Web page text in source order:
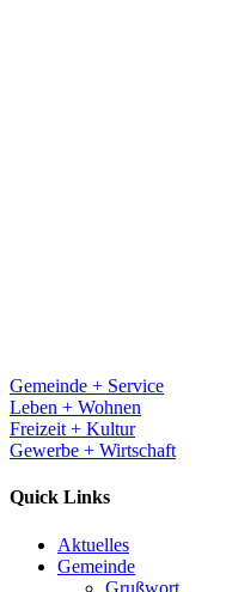
Gemeinde + Service
Leben + Wohnen
Freizeit + Kultur
Gewerbe + Wirtschaft
Quick Links
Aktuelles
Gemeinde
Grußwort